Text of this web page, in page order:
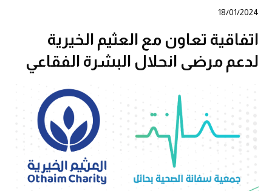
18/01/2024
اتفاقية تعاون مع العثيم الخيرية
لدعم مرضى انحلال البشرة الفقاعي